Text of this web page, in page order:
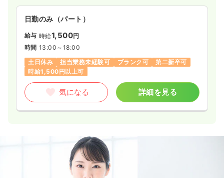
日勤のみ（パート）
給与 時給1,500円
時間 13:00～18:00
土日休み
担当業務未経験可 ブランク可
第二新卒可
時給1,500円以上可
気になる 詳細を見る